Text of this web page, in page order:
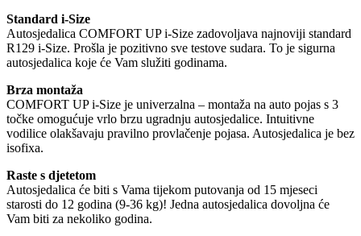
Standard i-Size
Autosjedalica COMFORT UP i-Size zadovoljava najnoviji standard
R129 i-Size. Prošla je pozitivno sve testove sudara. To je sigurna
autosjedalica koje će Vam služiti godinama.
Brza montaža
COMFORT UP i-Size je univerzalna – montaža na auto pojas s 3
točke omogućuje vrlo brzu ugradnju autosjedalice. Intuitivne
vodilice olakšavaju pravilno provlačenje pojasa. Autosjedalica je bez
isofixa.
Raste s djetetom
Autosjedalica će biti s Vama tijekom putovanja od 15 mjeseci
starosti do 12 godina (9-36 kg)! Jedna autosjedalica dovoljna će
Vam biti za nekoliko godina.